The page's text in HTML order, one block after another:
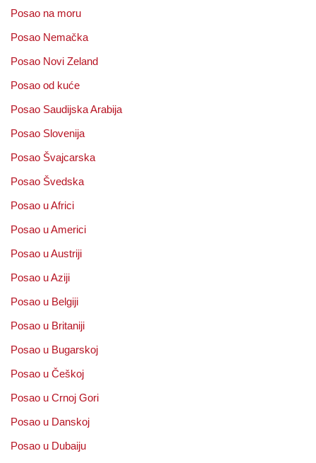
Posao na moru
Posao Nemačka
Posao Novi Zeland
Posao od kuće
Posao Saudijska Arabija
Posao Slovenija
Posao Švajcarska
Posao Švedska
Posao u Africi
Posao u Americi
Posao u Austriji
Posao u Aziji
Posao u Belgiji
Posao u Britaniji
Posao u Bugarskoj
Posao u Češkoj
Posao u Crnoj Gori
Posao u Danskoj
Posao u Dubaiju